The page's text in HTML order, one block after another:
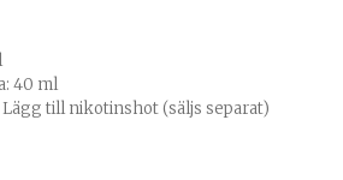
40 ml
till nikotinshot (säljs separat)